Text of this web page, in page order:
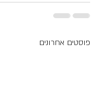
פוסטים אחרונים